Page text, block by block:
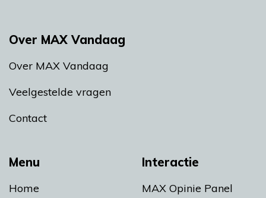
Menu
Home
Interactie
MAX Opinie Panel
Over MAX Vandaag
Over MAX Vandaag
Veelgestelde vragen
Contact